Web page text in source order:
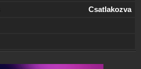
Csatlakozva